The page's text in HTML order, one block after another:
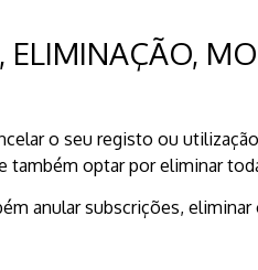
ELIMINAÇÃO,
o seu registo ou
também optar por eliminar
anular subscrições,